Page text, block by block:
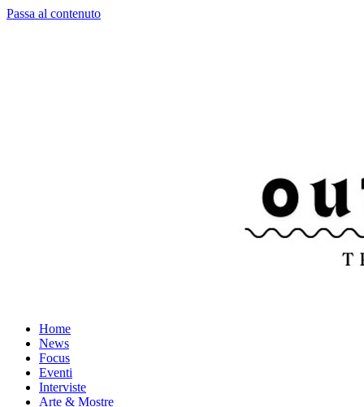
Passa al contenuto
Home
News
Focus
Eventi
Interviste
Arte & Mostre